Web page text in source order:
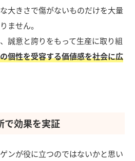
大きさで傷がないものだけを大量
ません。
誠意と誇りをもって生産に取り組
個性を受容する価値感を社会に広
で効果を実証
ンが役に立つのではないかと思い